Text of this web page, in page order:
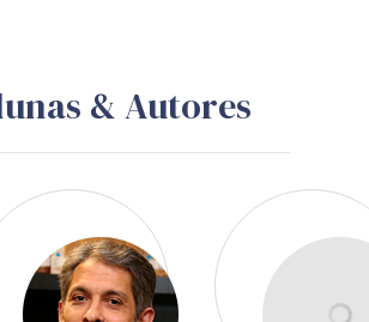
& Autores